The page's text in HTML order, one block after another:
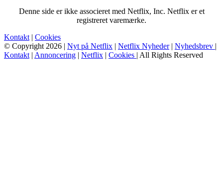
Denne side er ikke associeret med Netflix, Inc. Netflix er et
registreret varemærke.
Kontakt | Cookies
© Copyright 2026 | Nyt på Netflix | Netflix Nyheder| Nyhedsbrev |
Kontakt | Annoncering | Netflix | Cookies | All Rights Reserved